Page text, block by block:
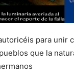
para unir
que la